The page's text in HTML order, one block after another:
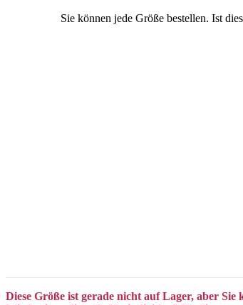
Sie können jede Größe bestellen. Ist
Diese Größe ist gerade nicht auf Lager, aber